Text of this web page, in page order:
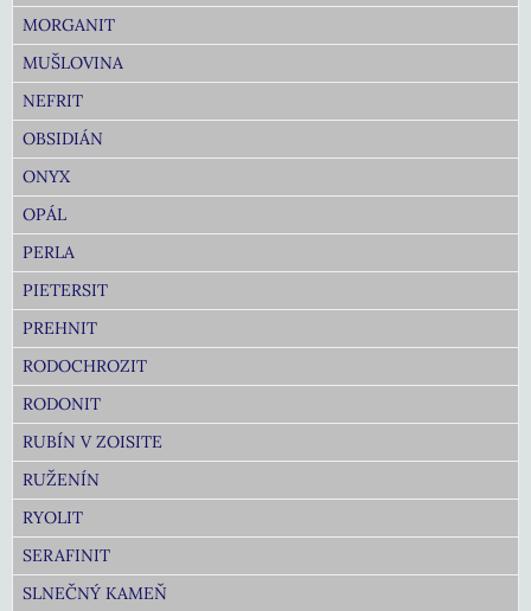
MORGANIT
MUŠLOVINA
NEFRIT
OBSIDIÁN
ONYX
OPÁL
PERLA
PIETERSIT
PREHNIT
RODOCHROZIT
RODONIT
RUBÍN V ZOISITE
RUŽENÍN
RYOLIT
SERAFINIT
SLNEČNÝ KAMEŇ